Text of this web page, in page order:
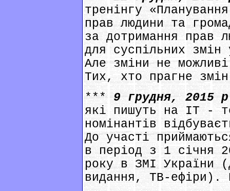
тренінгу
прав людини та
за дотримання прав
для суспільних
Але зміни не
Тих, хто прагне
***9 грудня, 2015
які пишуть на ІТ -
номінантів
До участі
в період з 1 січня
року в ЗМІ України
видання, ТВ-